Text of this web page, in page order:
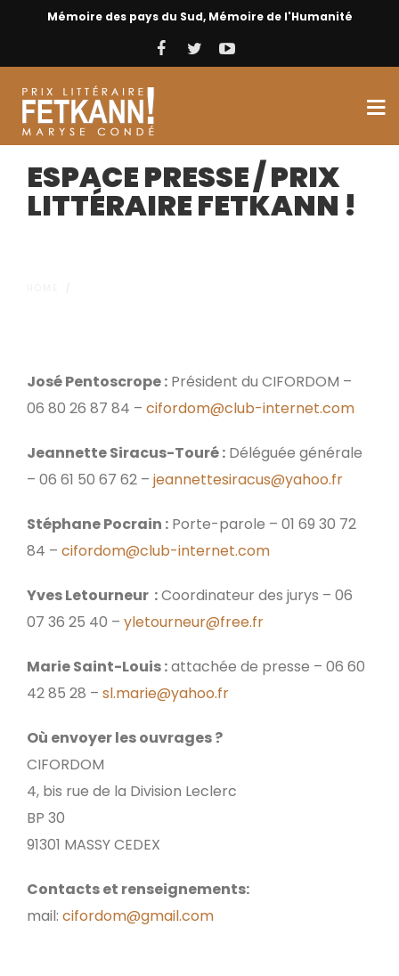
Mémoire des pays du Sud, Mémoire de l'Humanité
ESPACE PRESSE / PRIX
LITTÉRAIRE FETKANN !
José Pentoscrope : Président du CIFORDOM –
06 80 26 87 84 – cifordom@club-internet.com
Jeannette Siracus-Touré : Déléguée générale
– 06 61 50 67 62 – jeannettesiracus@yahoo.fr
Stéphane Pocrain : Porte-parole – 01 69 30 72
84 – cifordom@club-internet.com
Yves Letourneur :Coordinateur des jurys – 06
07 36 25 40 – yletourneur@free.fr
Marie Saint-Louis :attachée de presse – 06 60
42 85 28 – sl.marie@yahoo.fr
Où envoyer les ouvrages ?
CIFORDOM
4, bis rue de la Division Leclerc
BP 30
91301 MASSY CEDEX
Contacts et renseignements:
mail: cifordom@gmail.com